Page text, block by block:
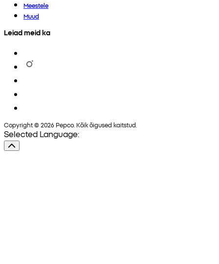
Meestele
Muud
Leiad meid ka
Copyright © 2026 Pepco. Kõik õigused kaitstud.
Selected Language: